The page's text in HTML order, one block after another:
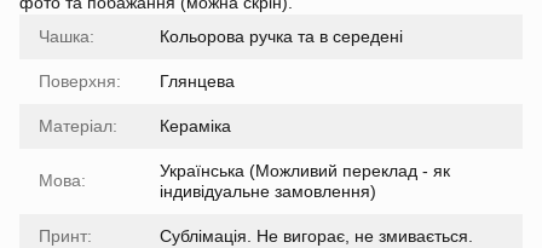
Чашка:
Кольорова ручка та в середені
Поверхня: Глянцева
Матеріал: Кераміка
Мова:
Українська (Можливий переклад - як
індивідуальне замовлення)
Принт: Сублімація. Не вигорає, не змивається.